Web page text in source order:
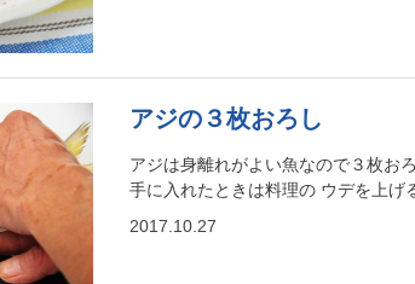
アジの３枚おろし
アジは身離れがよい魚なので３枚お
手に入れたときは料理の ウデを上げ
2017.10.27